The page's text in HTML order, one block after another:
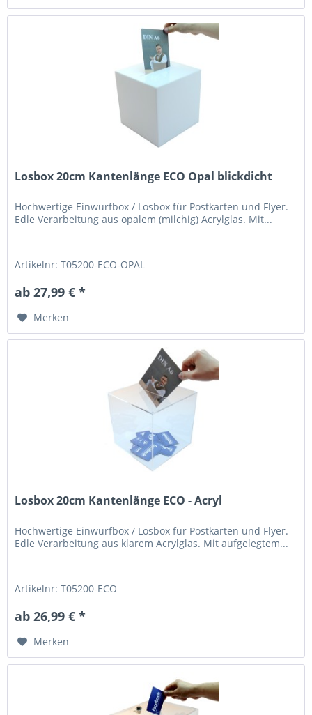
Losbox 20cm Kantenlänge ECO Opal blickdicht
Hochwertige Einwurfbox / Losbox für Postkarten und Flyer.
Edle Verarbeitung aus opalem (milchig) Acrylglas. Mit...
Artikelnr: T05200-ECO-OPAL
ab 27,99 € *
Merken
Losbox 20cm Kantenlänge ECO - Acryl
Hochwertige Einwurfbox / Losbox für Postkarten und Flyer.
Edle Verarbeitung aus klarem Acrylglas. Mit aufgelegtem...
Artikelnr: T05200-ECO
ab 26,99 € *
Merken